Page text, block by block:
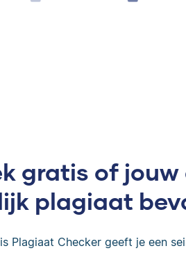
gratis of
plagiaat
Plagiaat Checker geeft je een